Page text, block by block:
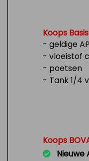
Koops Basis
- geldige
- vloeistof
- poetsen
- Tank 1/4
Koops
Nieuwe